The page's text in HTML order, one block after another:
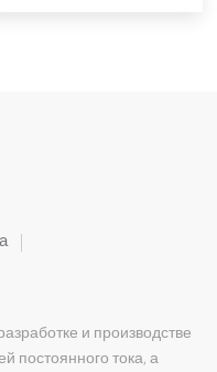
и производстве
постоянного тока, а